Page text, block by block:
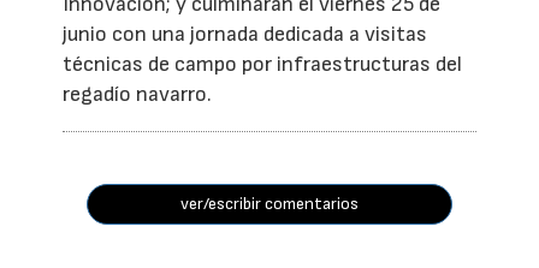
junio con una jornada dedicada a visitas
técnicas de campo por infraestructuras del
regadío navarro.
ver/escribir comentarios